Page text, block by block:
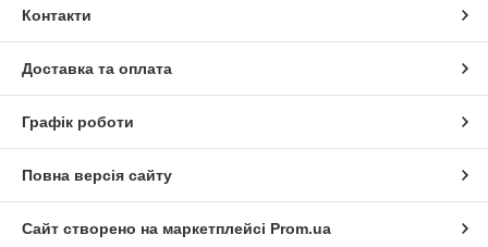
Контакти
Доставка та оплата
Графік роботи
Повна версія сайту
Сайт створено на маркетплейсі Prom.ua